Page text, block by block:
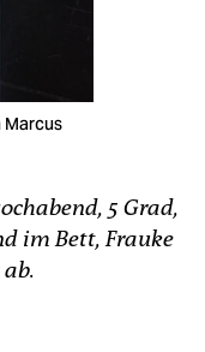
Marcus
5 Grad,
im Bett, Frauke